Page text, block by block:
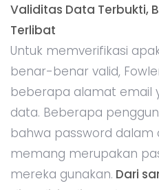
Validitas Data Terbukti,
Terlibat
Untuk memverifikasi
benar-benar valid,
beberapa alamat email
data. Beberapa
bahwa password
memang merupakan
mereka gunakan. Dari